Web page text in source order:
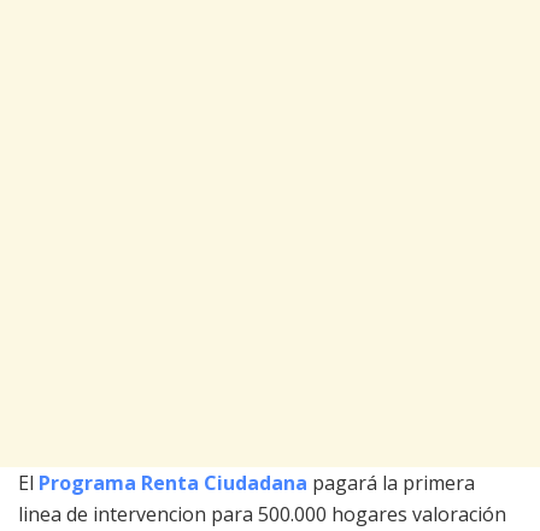
El Programa Renta Ciudadana pagará la primera
linea de intervencion para 500.000 hogares valoración